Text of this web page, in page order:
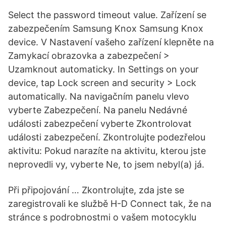
Select the password timeout value. Zařízení se
zabezpečením Samsung Knox Samsung Knox
device. V Nastavení vašeho zařízení klepněte na
Zamykací obrazovka a zabezpečení >
Uzamknout automaticky. In Settings on your
device, tap Lock screen and security > Lock
automatically. Na navigačním panelu vlevo
vyberte Zabezpečení. Na panelu Nedávné
události zabezpečení vyberte Zkontrolovat
události zabezpečení. Zkontrolujte podezřelou
aktivitu: Pokud narazíte na aktivitu, kterou jste
neprovedli vy, vyberte Ne, to jsem nebyl(a) já.
Při připojování … Zkontrolujte, zda jste se
zaregistrovali ke službě H-D Connect tak, že na
stránce s podrobnostmi o vašem motocyklu